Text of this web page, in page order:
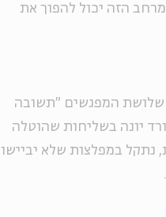
הזה יכול להפוך את
שלושת המפגשים "תשובה
יונה בשליחות שהוטלה
נתקל במפלצות שלא יביישו